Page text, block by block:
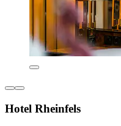
Hotel Rheinfels